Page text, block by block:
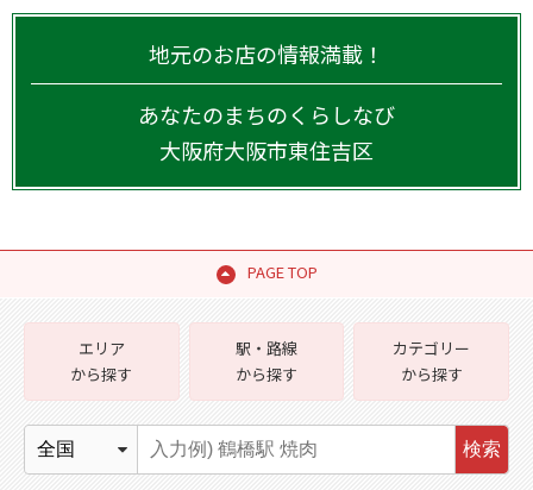
地元のお店の情報満載！
あなたのまちのくらしなび
大阪府大阪市東住吉区
PAGE TOP
エリア
から探す
駅・路線
から探す
カテゴリー
から探す
検索